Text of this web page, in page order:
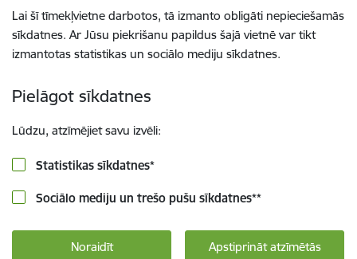
Lai šī tīmekļvietne darbotos, tā izmanto obligāti nepieciešamās
sīkdatnes. Ar Jūsu piekrišanu papildus šajā vietnē var tikt
izmantotas statistikas un sociālo mediju sīkdatnes.
Pielāgot sīkdatnes
Lūdzu, atzīmējiet savu izvēli:
Statistikas sīkdatnes*
Sociālo mediju un trešo pušu sīkdatnes**
Noraidīt Apstiprināt atzīmētās